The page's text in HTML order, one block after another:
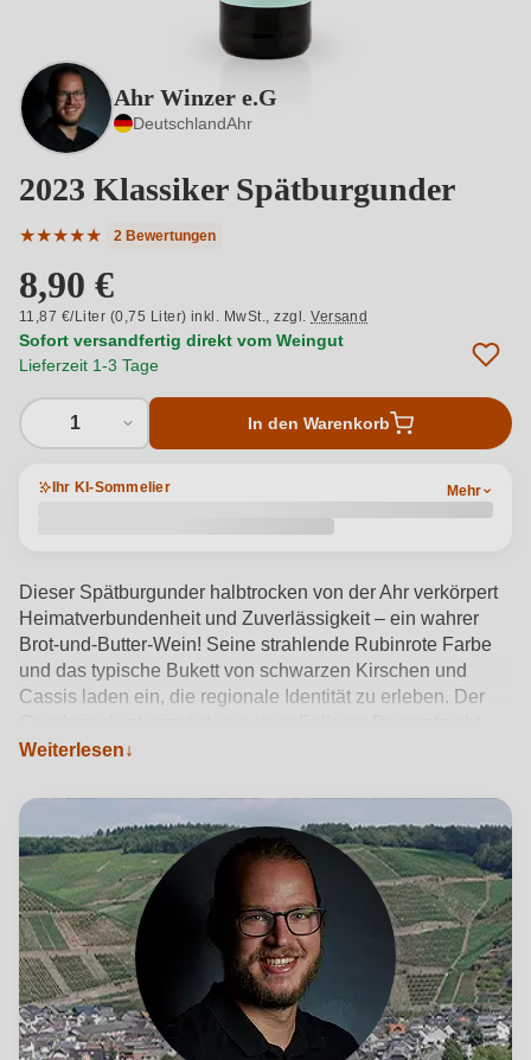
Ahr Winzer e.G
DeutschlandAhr
2023 Klassiker Spätburgunder
★★★★★
Durchschnittliche Bewertung von 5 von 5 Sternen
2 Bewertungen
8,90 €
11,87 €/Liter (0,75 Liter) inkl. MwSt.,zzgl.Versand
Sofort versandfertig direkt vom Weingut
Lieferzeit 1-3 Tage
1 In den Warenkorb
Ihr KI-Sommelier Mehr
Dieser Spätburgunder halbtrocken von der Ahr verkörpert
Heimatverbundenheit und Zuverlässigkeit – ein wahrer
Brot-und-Butter-Wein! Seine strahlende Rubinrote Farbe
und das typische Bukett von schwarzen Kirschen und
Cassis laden ein, die regionale Identität zu erleben. Der
wunderbar ausgewogen und rund im Mund. Ein
Tradition dieser renommierten Weinregion perfekt
verkörpert.Produktdetails anzeigen →
Weiterlesen